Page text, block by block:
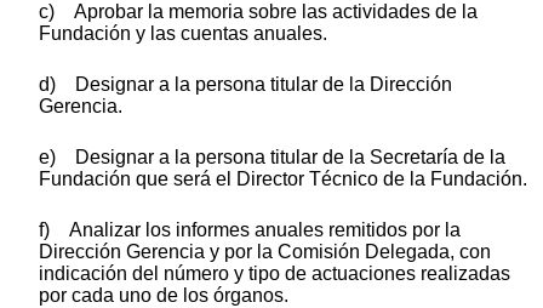
c) Aprobar la memoria sobre las actividades de la
Fundación y las cuentas anuales.
d) Designar a la persona titular de la Dirección
Gerencia.
e) Designar a la persona titular de la Secretaría de la
Fundación que será el Director Técnico de la Fundación.
f) Analizar los informes anuales remitidos por la
Dirección Gerencia y por la Comisión Delegada, con
indicación del número y tipo de actuaciones realizadas
por cada uno de los órganos.